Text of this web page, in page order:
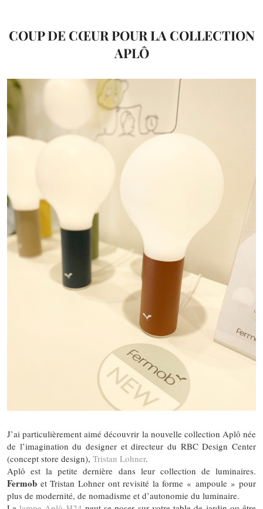
COUP DE CŒUR POUR LA COLLECTION
APLÔ
J’ai particulièrement aimé découvrir la nouvelle collection Aplô née
de l’imagination du designer et directeur du RBC Design Center
(concept store design), Tristan Lohner.
Aplô est la petite dernière dans leur collection de luminaires.
Fermob et Tristan Lohner ont revisité la forme « ampoule » pour
plus de modernité, de nomadisme et d’autonomie du luminaire.